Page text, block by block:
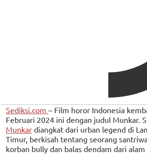
Sediksi.com – Film horor Indonesia
Februari 2024 ini dengan judul Munkar.
Munkar diangkat dari urban legend di
Timur, berkisah tentang seorang
korban bully dan balas dendam dari alam